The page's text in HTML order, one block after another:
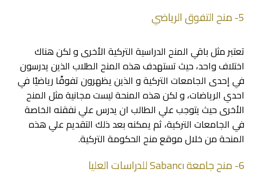
5- منح التفوق الرياضي
تعتبر مثل باقي المنح الدراسية التركية الأخرى و لكن هناك
اختلاف واحد، حيث تستهدف هذه المنح الطلاب الذين يدرسون
في إحدى الجامعات التركية و الذين يظهرون تفوقًا رياضيًا في
احدي الرياضات، و لكن هذه المنحة ليست مجانية مثل المنح
الأخرى حيث يتوجب علي الطالب ان يدرس علي نفقته الخاصة
في الجامعات التركية، ثم يمكنه بعد ذلك التقديم علي هذه
المنحة من خلال موقع منح الحكومة التركية.
6- منح جامعة Sabancı للدراسات العليا